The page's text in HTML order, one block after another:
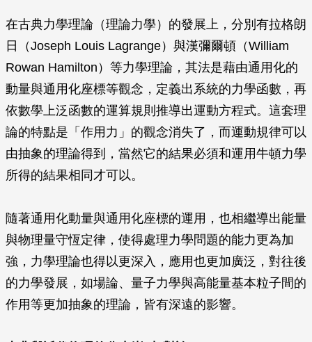
在古典力學理論（理論力學）的發展上，分別有拉格朗
日（Joseph Louis Lagrange）與漢彌爾頓（William
Rowan Hamilton）等力學理論，其法是藉由通用化的
動量與通用化座標等觀念，定義出系統的力學函數，再
依數學上泛函數的運算規則推導出運動方程式。這套理
論的特點是「作用力」的觀念消失了，而運動規律可以
由抽象的理論得到，當然它的結果必須和運用牛頓力學
所得的結果相同才可以。
隨著通用化動量與通用化座標的運用，也相繼導出能量
與物理量守恆定律，使得處理力學問題的能力更為加
強，力學理論也得以更深入，應用也更加廣泛，對往後
的力學發展，如場論、量子力學與高能量基本粒子間的
作用等更加抽象的理論，皆有深遠的影響。